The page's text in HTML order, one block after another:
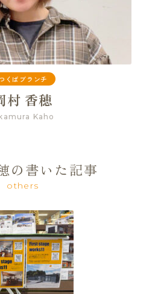
くばブランチ
村 香穂
Kaho
の書いた記事
others